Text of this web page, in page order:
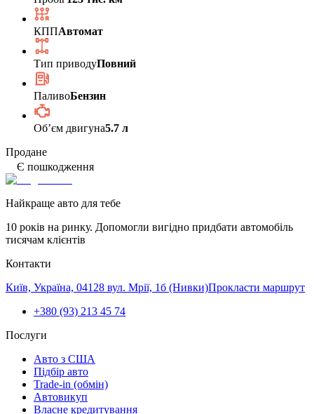
КППАвтомат
Тип приводуПовний
ПаливоБензин
Обʼєм двигуна5.7 л
Продане
Є пошкодження
Найкраще авто для тебе
10 років на ринку. Допомогли вигідно придбати автомобіль
тисячам клієнтів
Контакти
Київ, Україна, 04128 вул. Мрії, 1б (Нивки)Прокласти маршрут
+380 (93) 213 45 74
Послуги
Авто з США
Підбір авто
Trade-in (обмін)
Автовикуп
Власне кредитування